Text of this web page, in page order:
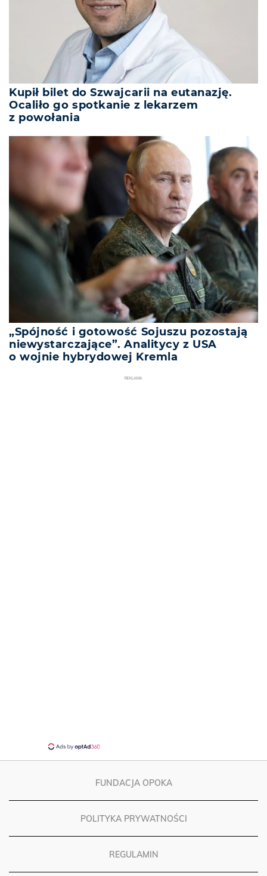
Kupił bilet do Szwajcarii na eutanazję.
Ocaliło go spotkanie z lekarzem
z powołania
„Spójność i gotowość Sojuszu pozostają
niewystarczające”. Analitycy z USA
o wojnie hybrydowej Kremla
REKLAMA
FUNDACJA OPOKA
POLITYKA PRYWATNOŚCI
REGULAMIN